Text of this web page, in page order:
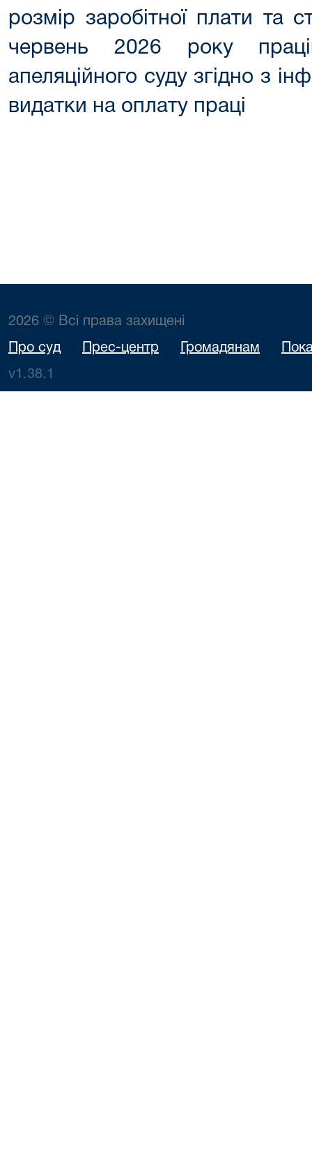
розмір заробітної плати та
червень 2026 року
апеляційного суду згідно з
видатки на оплату праці
2026 © Всі права захищені
Про суд Прес-центр Громадянам
v1.38.1